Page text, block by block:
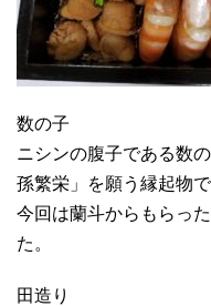
数の子
ニシンの腹子である数
孫繁栄」を願う縁起物で
今回は蘭斗からもらっ
た。
田造り